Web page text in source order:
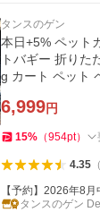
タンスのゲン
本日+5% ペット
トバギー 折りた
6,999円
15% （954pt）
4.35（
【予約】2026年8
タンスのゲン